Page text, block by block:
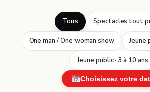
Tous Spectacles tout
One man / One woman show Jeune
Jeune public · 3 à 10 ans
Choisissez votre